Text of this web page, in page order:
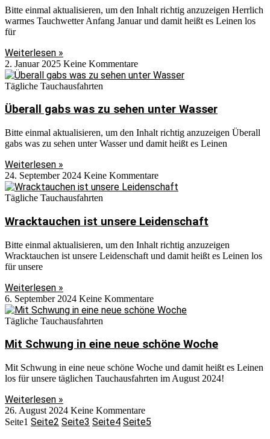
Bitte einmal aktualisieren, um den Inhalt richtig anzuzeigen Herrlich
warmes Tauchwetter Anfang Januar und damit heißt es Leinen los
für
Weiterlesen »
2. Januar 2025 Keine Kommentare
Tägliche Tauchausfahrten
Überall gabs was zu sehen unter Wasser
Bitte einmal aktualisieren, um den Inhalt richtig anzuzeigen Überall
gabs was zu sehen unter Wasser und damit heißt es Leinen
Weiterlesen »
24. September 2024 Keine Kommentare
Tägliche Tauchausfahrten
Wracktauchen ist unsere Leidenschaft
Bitte einmal aktualisieren, um den Inhalt richtig anzuzeigen
Wracktauchen ist unsere Leidenschaft und damit heißt es Leinen los
für unsere
Weiterlesen »
6. September 2024 Keine Kommentare
Tägliche Tauchausfahrten
Mit Schwung in eine neue schöne Woche
Mit Schwung in eine neue schöne Woche und damit heißt es Leinen
los für unsere täglichen Tauchausfahrten im August 2024!
Weiterlesen »
26. August 2024 Keine Kommentare
Seite1 Seite2 Seite3 Seite4 Seite5